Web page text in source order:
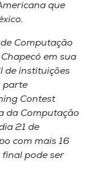
que
Computação
em sua
de instituições
parte
Contest
da Computação
21 de
com mais 16
final pode ser